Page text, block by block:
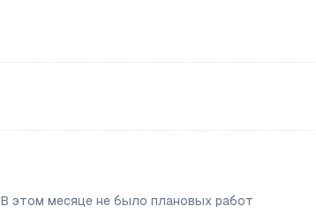
В этом месяце не было плановых работ